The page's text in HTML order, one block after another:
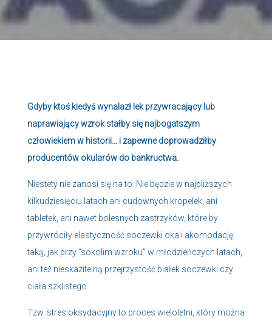
Gdyby ktoś kiedyś wynalazł lek przywracający lub
naprawiający wzrok stałby się najbogatszym
człowiekiem w historii… i zapewne doprowadziłby
producentów okularów do bankructwa.
Niestety nie zanosi się na to. Nie będzie w najbliższych
kilkudziesięciu latach ani cudownych kropelek, ani
tabletek, ani nawet bolesnych zastrzyków, które by
przywróciły elastyczność soczewki oka i akomodację
taką, jak przy “sokolim wzroku” w młodzieńczych latach,
ani też nieskazitelną przejrzystość białek soczewki czy
ciała szklistego.
Tzw. stres oksydacyjny to proces wieloletni, który można